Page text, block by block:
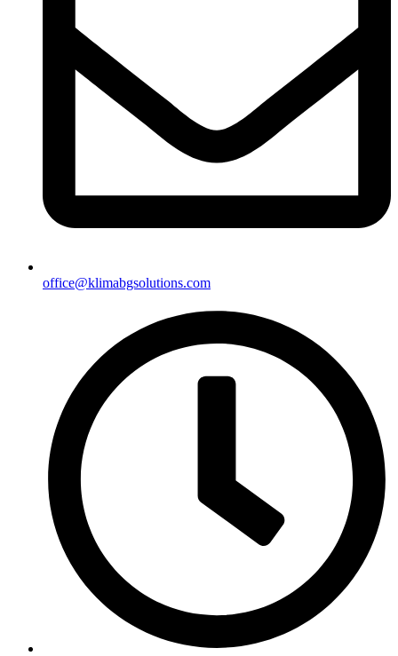
office@klimabgsolutions.com